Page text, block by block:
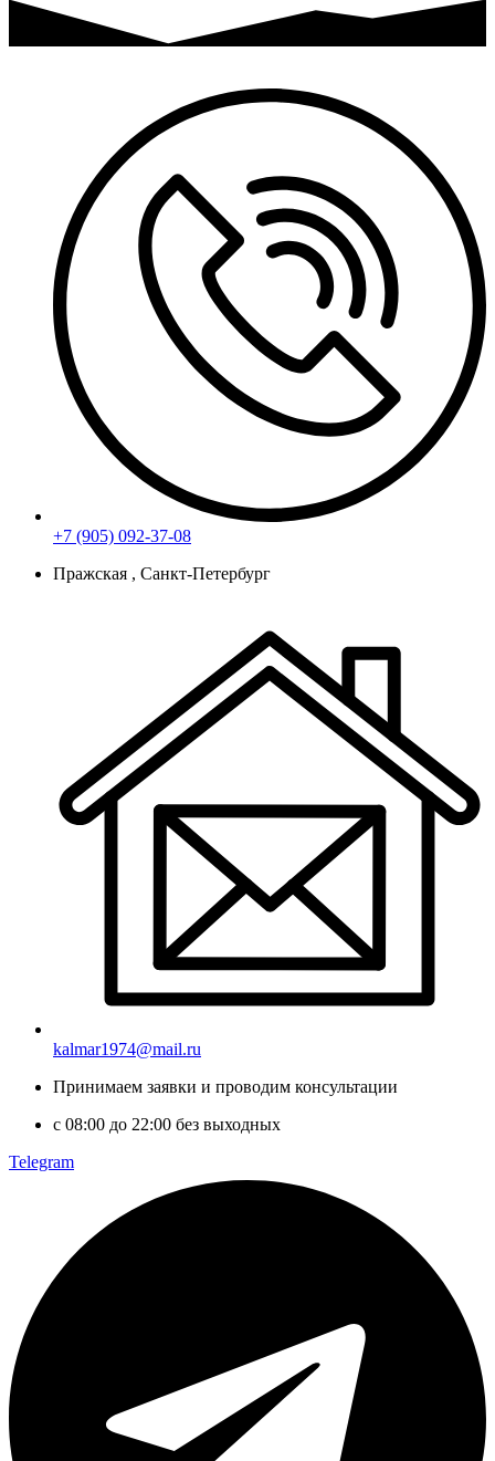
+7 (905) 092-37-08
Пражская , Санкт-Петербург
kalmar1974@mail.ru
Принимаем заявки и проводим консультации
с 08:00 до 22:00 без выходных
Telegram